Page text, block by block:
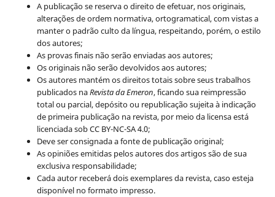
A publicação se reserva o direito de efetuar, nos originais,
alterações de ordem normativa, ortogramatical, com vistas a
manter o padrão culto da língua, respeitando, porém, o estilo
dos autores;
As provas finais não serão enviadas aos autores;
Os originais não serão devolvidos aos autores;
Os autores mantém os direitos totais sobre seus trabalhos
publicados naRevista da Emeron, ficando sua reimpressão
total ou parcial, depósito ou republicação sujeita à indicação
de primeira publicação na revista, por meio da licensa está
licenciada sob CC BY-NC-SA 4.0;
Deve ser consignada a fonte de publicação original;
As opiniões emitidas pelos autores dos artigos são de sua
exclusiva responsabilidade;
Cada autor receberá dois exemplares da revista, caso esteja
disponível no formato impresso.